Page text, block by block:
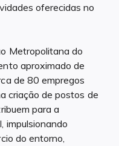
oferecidas no
Metropolitana do
aproximado de
de 80 empregos
criação de postos de
para a
impulsionando
do entorno,